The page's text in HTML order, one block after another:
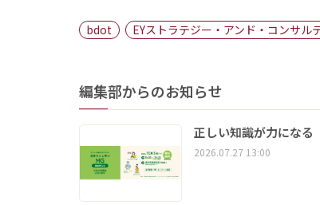
bdot EYストラテジー・アンド・コンサル
編集部からのお知らせ
正しい知識が力にな
2026.07.27 13:00